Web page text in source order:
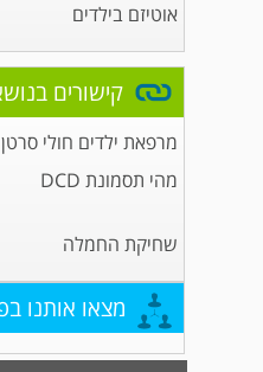
אוטיזם בילדים
קישורים
מרפאת ילדים חולי סרטן
מהי תסמונת DCD
שחיקת החמלה
מצאו אותנו